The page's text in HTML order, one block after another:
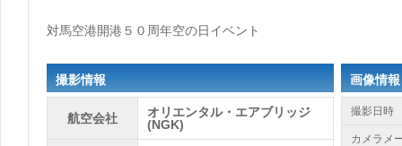
対馬空港開港５０周年空の日イベント
撮影情報
航空会社
オリエンタル・エアブリッジ
(NGK)
画像情報
撮影日時
カメラメ